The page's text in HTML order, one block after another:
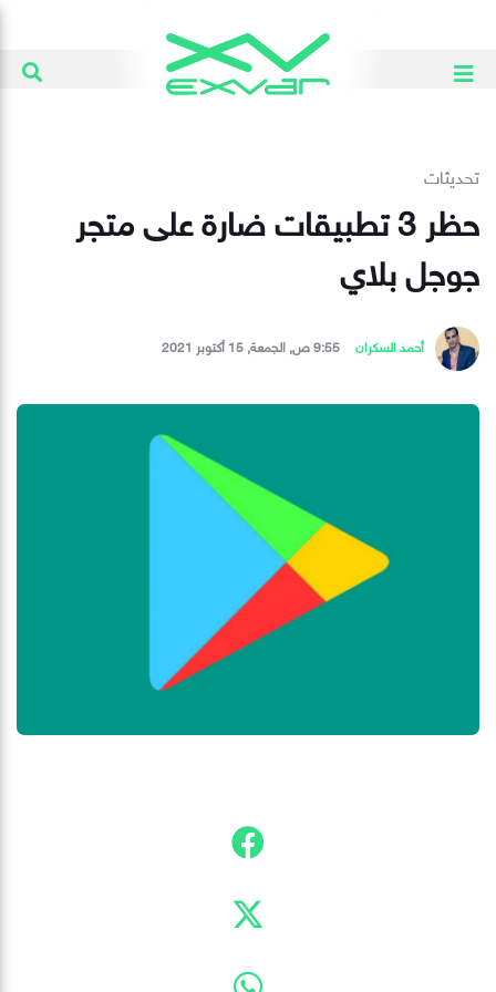
تحديثات
حظر 3 تطبيقات ضارة على متجر
جوجل بلاي
أحمد السكران 9:55 ص, الجمعة, 15 أكتوبر 2021